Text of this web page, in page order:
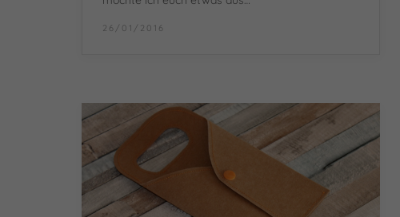
26/01/2016